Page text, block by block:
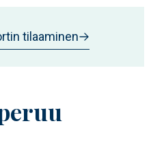
tilaaminen